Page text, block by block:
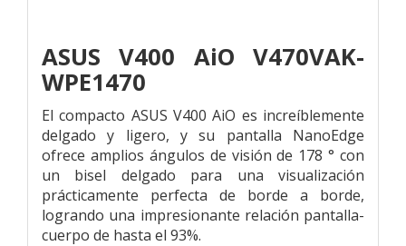
ASUS V400 AiO V470VAK-
WPE1470
El compacto ASUS V400 AiO es increíblemente
delgado y ligero, y su pantalla NanoEdge
ofrece amplios ángulos de visión de 178 ° con
un bisel delgado para una visualización
prácticamente perfecta de borde a borde,
logrando una impresionante relación pantalla-
cuerpo de hasta el 93%.